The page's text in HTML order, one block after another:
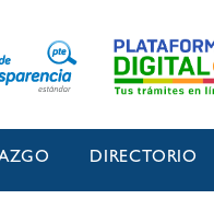
DIRECTORIO